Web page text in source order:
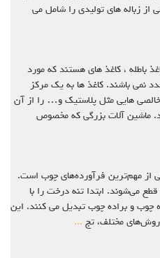
زباله های تولیدی را شامل می
باطله ، کاغذ های هستند که مورد
نمی باشند. کاغذ ها به یک مرکز
هایی مثل پلاستیک و… را از آن
ماشین آلات بزرگی که مخصوص
از مهم‌ترین فرآورده‌های چوب است.
می‌شوند. ابتدا تنه درخت را با
و براده چوب تبدیل می ‌کنند. این
روش‌های مختلف، تج ...